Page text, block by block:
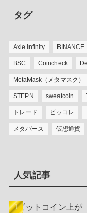
タグ
Axie Infinity BINANCE
BSC Coincheck
MetaMask（メタマスク）
STEPN sweatcoin
トレード ビッコレ
メタバース 仮想通貨
人気記事